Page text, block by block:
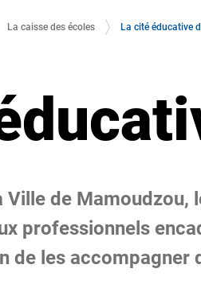
La caisse des écoles La cité éducative
Ville de
professionnels
de les